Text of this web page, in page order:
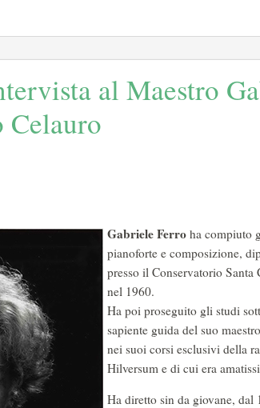
al Maestro
Celauro
Gabriele Ferro ha compiuto
pianoforte e composizione,
presso il Conservatorio Santa
nel 1960.
Ha poi proseguito gli studi
sapiente guida del suo
nei suoi corsi esclusivi della
Hilversum e di cui era
Ha diretto sin da giovane, dal